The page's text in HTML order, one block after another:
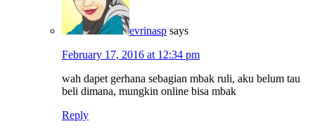
evrinasp says
February 17, 2016 at 12:34 pm
wah dapet gerhana sebagian mbak ruli, aku belum tau
beli dimana, mungkin online bisa mbak
Reply